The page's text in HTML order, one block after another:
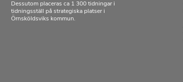
Dessutom placeras ca 1 300 tidningar i
tidningsställ på strategiska platser i
Örnsköldsviks kommun.